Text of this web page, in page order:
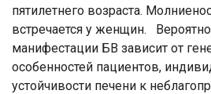
пятилетнего возраста.
встречается у женщин.
манифестации БВ зависит от
особенностей пациентов,
устойчивости печени к